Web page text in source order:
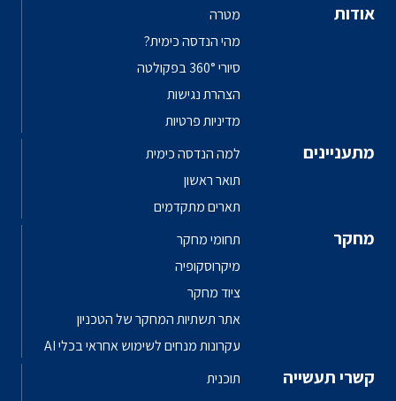
אודות
מטרה
מהי הנדסה כימית?
סיורי 360° בפקולטה
הצהרת נגישות
מדיניות פרטיות
מתעניינים
למה הנדסה כימית
תואר ראשון
תארים מתקדמים
מחקר
תחומי מחקר
מיקרוסקופיה
ציוד מחקר
אתר תשתיות המחקר של הטכניון
עקרונות מנחים לשימוש אחראי בכלי AI
קשרי תעשייה
תוכנית